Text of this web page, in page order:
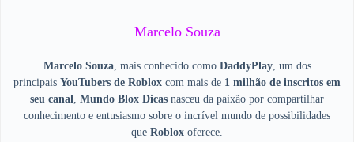
Marcelo Souza
Marcelo Souza, mais conhecido como DaddyPlay, um dos
principais YouTubers de Roblox com mais de 1 milhão de inscritos em
seu canal, Mundo Blox Dicas nasceu da paixão por compartilhar
conhecimento e entusiasmo sobre o incrível mundo de possibilidades
que Roblox oferece.